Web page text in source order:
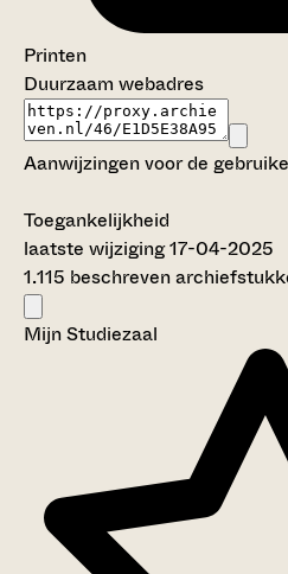
Printen
Duurzaam webadres
Aanwijzingen voor de
Toegankelijkheid
laatste wijziging 17-04-2025
1.115 beschreven
Mijn Studiezaal